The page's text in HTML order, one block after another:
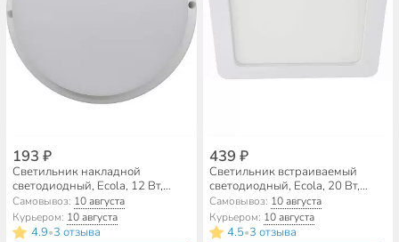
193 ₽
Светильник накладной
светодиодный, Ecola, 12 Вт,
4200 К, IP65, 14х14х4 см,
нейтральный белый свет, 200В,
DPRV12ELC
Самовывоз: 10 августа
Курьером: 10 августа
4.9•3 отзыва
439 ₽
Светильник встраиваемый
светодиодный, Ecola, 20 Вт,
4200 К, IP20, 23х23х2 см,
нейтральный белый свет, 200В,
даунлайт, DQRV20ELC
Самовывоз: 10 августа
Курьером: 10 августа
4.5•3 отзыва